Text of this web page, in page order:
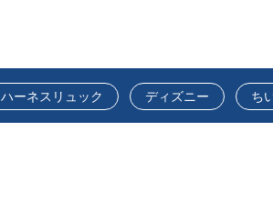
ハーネスリュック ディズニー ち